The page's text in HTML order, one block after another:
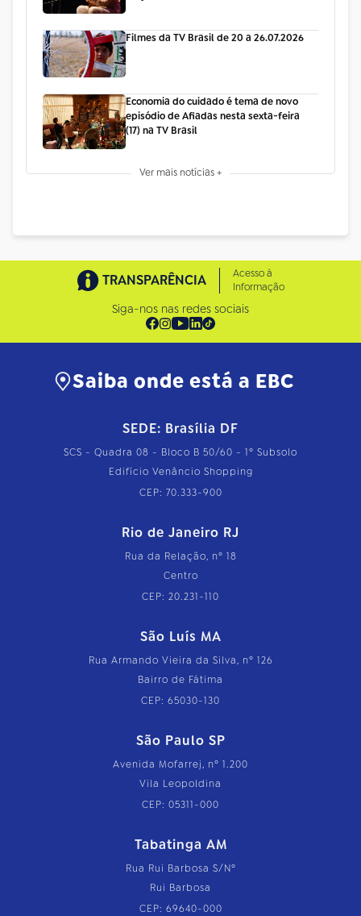
Filmes da TV Brasil de 20 a 26.07.2026
Economia do cuidado é tema de novo
episódio de Afiadas nesta sexta-feira
(17) na TV Brasil
Ver mais notícias +
TRANSPARÊNCIA
Acesso à
Informação
Siga-nos nas redes sociais
Saiba onde está a EBC
SEDE: Brasília DF
SCS - Quadra 08 - Bloco B 50/60 - 1º Subsolo
Edifício Venâncio Shopping
CEP: 70.333-900
Rio de Janeiro RJ
Rua da Relação, nº 18
Centro
CEP: 20.231-110
São Luís MA
Rua Armando Vieira da Silva, nº 126
Bairro de Fátima
CEP: 65030-130
São Paulo SP
Avenida Mofarrej, nº 1.200
Vila Leopoldina
CEP: 05311-000
Tabatinga AM
Rua Rui Barbosa S/Nº
Rui Barbosa
CEP: 69640-000